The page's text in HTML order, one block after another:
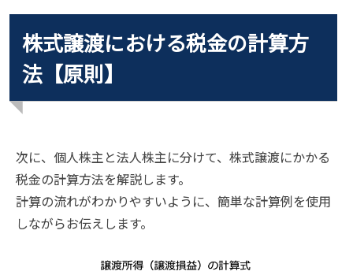
株式譲渡における税金の計算方
法【原則】
次に、個人株主と法人株主に分けて、株式譲渡にかかる
税金の計算方法を解説します。
計算の流れがわかりやすいように、簡単な計算例を使用
しながらお伝えします。